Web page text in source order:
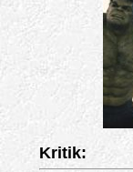
Kritik: